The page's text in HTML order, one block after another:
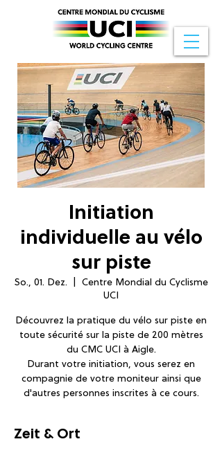
Initiation
individuelle au vélo
sur piste
So., 01. Dez.
Centre Mondial du Cyclisme
UCI
Découvrez la pratique du vélo sur piste en
toute sécurité sur la piste de 200 mètres
du CMC UCI à Aigle.
Durant votre initiation, vous serez en
compagnie de votre moniteur ainsi que
d'autres personnes inscrites à ce cours.
Zeit & Ort